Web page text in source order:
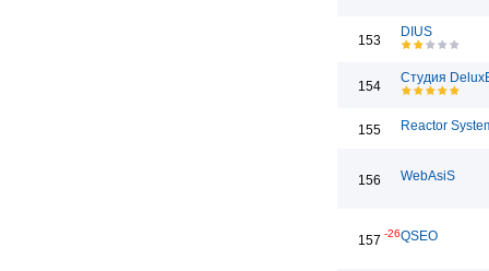
153
DIUS
154
Студия
155 Reactor
156 WebAsiS
157 -26QSEO